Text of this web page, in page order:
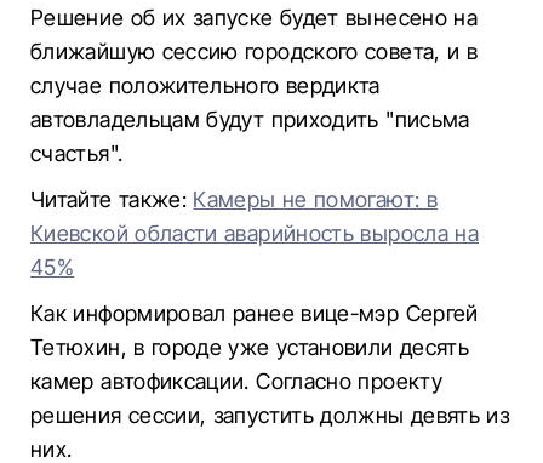
Решение об их запуске будет вынесено на
ближайшую сессию городского совета, и в
случае положительного вердикта
автовладельцам будут приходить "письма
счастья".
Читайте также: Камеры не помогают: в
Киевской области аварийность выросла на
45%
Как информировал ранее вице-мэр Сергей
Тетюхин, в городе уже установили десять
камер автофиксации. Согласно проекту
решения сессии, запустить должны девять из
них.